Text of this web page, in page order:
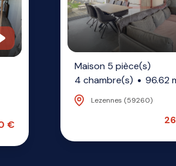
€
Maison 5 pièce(s)
4 chambre(s)
96.62
Lezennes (59260)